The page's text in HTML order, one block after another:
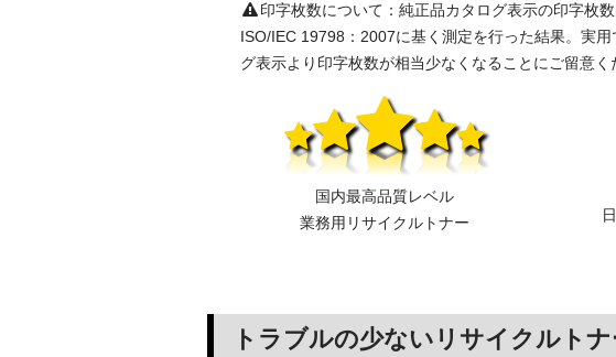
印字枚数について：純正品カタログ表示の印字枚
ISO/IEC 19798：2007に基く測定を行った結果。実
グ表示より印字枚数が相当少なくなることにご留意く
国内最高品質レベル
業務用リサイクルトナー
トラブルの少ないリサイクルト